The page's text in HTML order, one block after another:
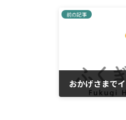
前の記事